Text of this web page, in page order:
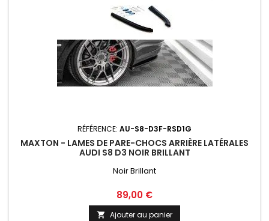
RÉFÉRENCE: AU-S8-D3F-RSD1G
MAXTON - LAMES DE PARE-CHOCS ARRIÈRE LATÉRALES
AUDI S8 D3 NOIR BRILLANT
Noir Brillant
Prix
89,00 €
 Ajouter au panier